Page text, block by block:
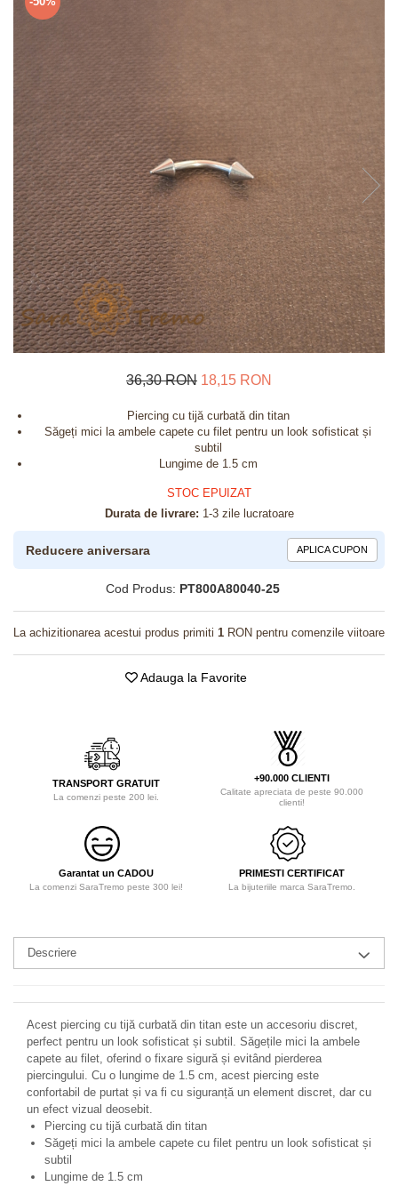
Lanturi
Bratari
Talismane
Verighete
Bijuterii din argint placate cu aur
24K
36,30 RON 18,15 RON
Piercing cu tijă curbată din titan
Săgeți mici la ambele capete cu filet pentru un look sofisticat și
subtil
Lungime de 1.5 cm
STOC EPUIZAT
Durata de livrare: 1-3 zile lucratoare
Reducere aniversara APLICA CUPON
Cod Produs: PT800A80040-25
La achizitionarea acestui produs primiti 1 RON pentru comenzile viitoare
Adauga la Favorite
TRANSPORT GRATUIT
La comenzi peste 200 lei.
+90.000 CLIENTI
Calitate apreciata de peste 90.000
clienti!
Garantat un CADOU
La comenzi SaraTremo peste 300 lei!
PRIMESTI CERTIFICAT
La bijuteriile marca SaraTremo.
Descriere
Acest piercing cu tijă curbată din titan este un accesoriu discret,
perfect pentru un look sofisticat și subtil. Săgețile mici la ambele
capete au filet, oferind o fixare sigură și evitând pierderea
piercingului. Cu o lungime de 1.5 cm, acest piercing este
confortabil de purtat și va fi cu siguranță un element discret, dar cu
un efect vizual deosebit.
Piercing cu tijă curbată din titan
Săgeți mici la ambele capete cu filet pentru un look sofisticat și
subtil
Lungime de 1.5 cm